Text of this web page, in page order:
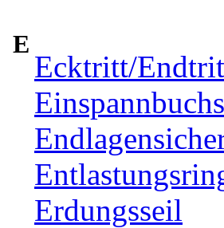
E
Ecktritt/
Erdungsseil